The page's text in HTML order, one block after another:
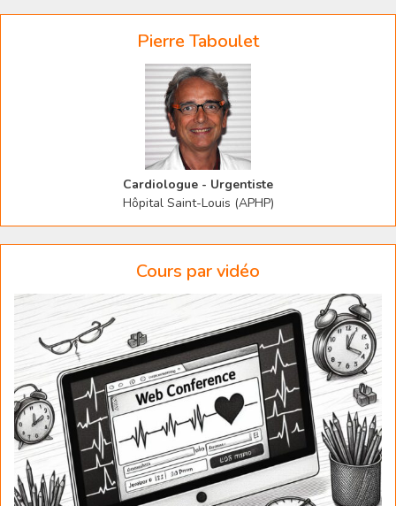
Pierre Taboulet
Cardiologue - Urgentiste
Hôpital Saint-Louis (APHP)
Cours par vidéo